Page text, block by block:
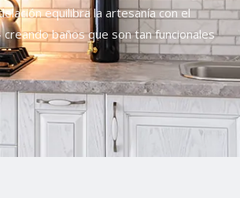
equilibra la artesanía con el
baños que son tan funcionales